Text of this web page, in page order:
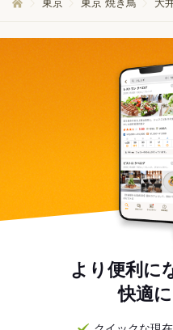
東京 東京 焼き鳥 大
より便利に
快適